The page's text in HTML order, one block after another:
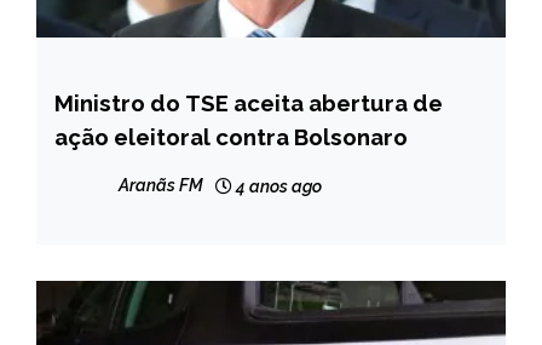
BRASIL
NOTÍCIAS
Ministro do TSE aceita abertura de
ação eleitoral contra Bolsonaro
Aranãs FM 4 anos ago